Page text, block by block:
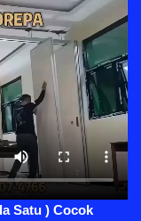
Satu ) Cocok